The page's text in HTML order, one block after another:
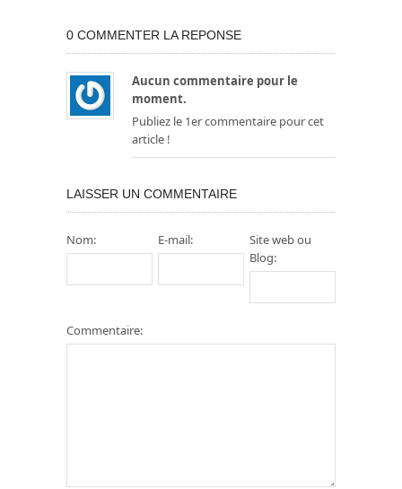
0 COMMENTER LA REPONSE
Aucun commentaire pour le
moment.
Publiez le 1er commentaire pour cet
article !
LAISSER UN COMMENTAIRE
Nom: E-mail:
Site web ou
Blog:
Commentaire: